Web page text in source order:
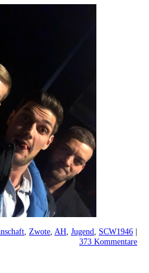
Zwote AH Jugend SCW1946 |
373 Kommentare